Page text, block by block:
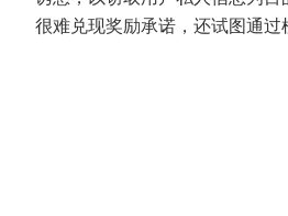
很难兑现奖励承诺，还试图通